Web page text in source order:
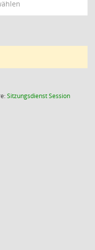
SitzungsdienstSession(Wird in